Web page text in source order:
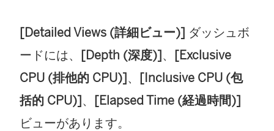
[Detailed Views (詳細ビュー)] ダッシュボ
ードには、 [Depth (深度)]、 [Exclusive
CPU (排他的 CPU)]、 [Inclusive CPU (包
括的 CPU)]、 [Elapsed Time (経過時間)]
ビューがあります。